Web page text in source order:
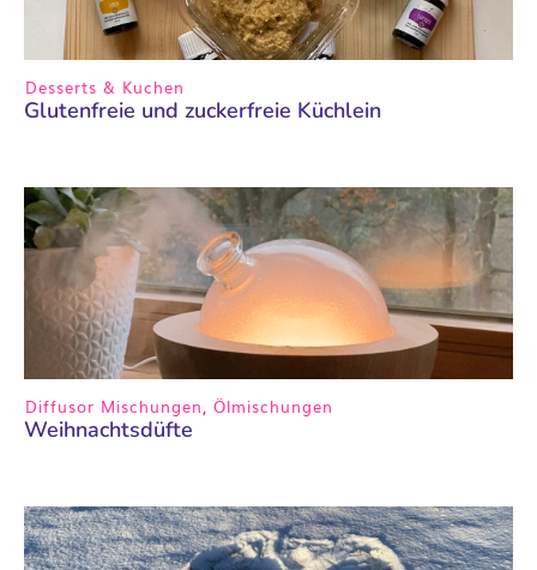
Desserts & Kuchen
Glutenfreie und zuckerfreie Küchlein
Diffusor Mischungen Ölmischungen
Weihnachtsdüfte